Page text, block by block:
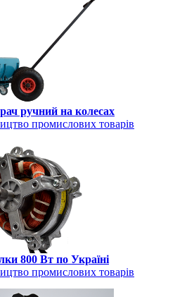
ручний на колесах
промислових товарів
800 Вт по Україні
промислових товарів